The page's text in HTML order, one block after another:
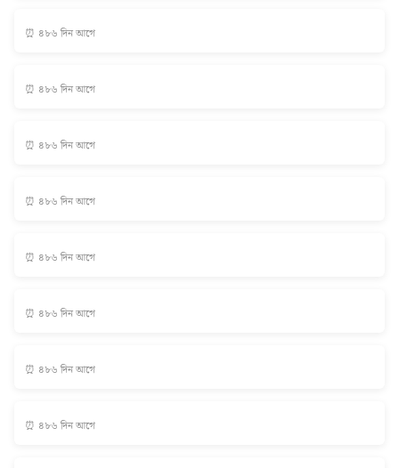
⏰ ৪৮৬ দিন আগে
⏰ ৪৮৬ দিন আগে
⏰ ৪৮৬ দিন আগে
⏰ ৪৮৬ দিন আগে
⏰ ৪৮৬ দিন আগে
⏰ ৪৮৬ দিন আগে
⏰ ৪৮৬ দিন আগে
⏰ ৪৮৬ দিন আগে